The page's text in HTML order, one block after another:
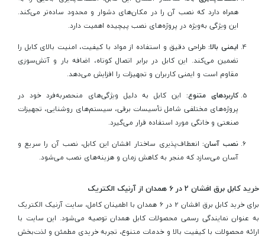
همراه دارد که نصب آن را در مکان‌های دشوار و محدود ساده‌تر می‌کند.
این ویژگی به‌ویژه در پروژه‌های نصب پیچیده اهمیت دارد.
ایمنی بالا: طراحی دقیق و استفاده از مواد با کیفیت، امنیت بالای کابل را
تضمین می‌کند. این کابل در برابر اتصال کوتاه، اضافه بار و آتش‌سوزی
مقاوم است و ایمنی کاربران و تجهیزات را افزایش می‌دهد.
کاربردهای متنوع: این کابل به دلیل ویژگی‌های منحصربه‌فرد خود در
پروژه‌های مختلفی شامل تأسیسات برقی، سیستم‌های روشنایی، تجهیزات
صنعتی و خانگی مورد استفاده قرار می‌گیرد.
نصب آسان: انعطاف‌پذیری ساختار افشان این کابل، نصب آن را سریع و
آسان می‌سازد که منجر به کاهش زمان و هزینه‌های نصب می‌شود.
خرید کابل برق افشان 2 در 6 همدان از آرنیک الکتریک
برای خرید کابل برق افشان 2 در 6 همدان با اطمینان کامل، سایت آرنیک الکتریک
به عنوان نمایندگی رسمی محصولات کابل همدان توصیه می‌شود. این سایت با
ارائه محصولات با کیفیت بالا و خدمات متنوع، تجربه خریدی مطمئن و لذت‌بخش